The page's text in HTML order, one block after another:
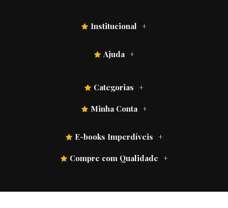
Institucional
Ajuda
Categorias
Minha Conta
E-books Imperdíveis
Compre com Qualidade